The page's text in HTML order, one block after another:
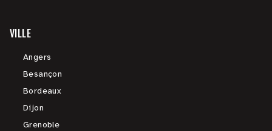
VILLE
Angers
Besançon
Bordeaux
Dijon
Grenoble